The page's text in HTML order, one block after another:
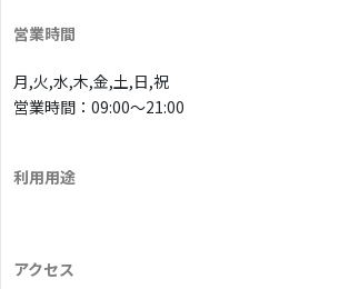
営業時間
月,火,水,木,金,土,日,祝
営業時間：09:00〜21:00
利用用途
アクセス